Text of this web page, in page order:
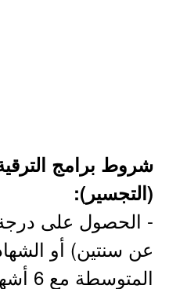
شروط برامج الترقية
(التجسير):
- الحصول على درجة
عن سنتين) أو